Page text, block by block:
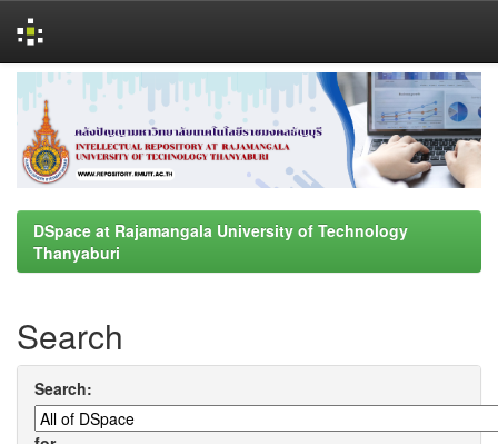
navigation
DSpace at Rajamangala University of Technology
Thanyaburi
Search
Search: